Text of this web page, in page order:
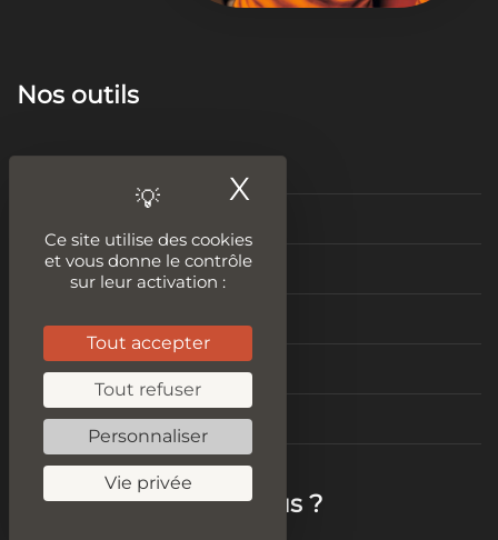
Nos outils
Améliorer son contenu
Vitesse de chargement
Test Mobile Friendly
Mais qui sommes-nous ?
Ce site utilise des cookies
et vous donne le contrôle
sur leur activation :
Tout accepter
Tout refuser
Personnaliser
Vie privée
X